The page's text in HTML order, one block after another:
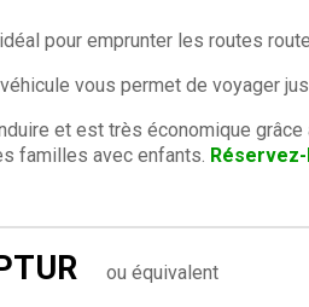
pour emprunter les routes
vous permet de voyager
et est très économique
familles avec enfants.
ou équivalent